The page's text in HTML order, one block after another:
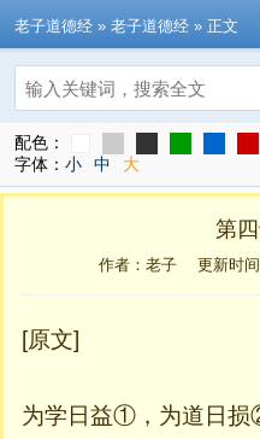
老子道德经 » 老子道德经 » 正文
搜索
配色：
字体： 小 中 大
第
作者：老子 更新时间
[原文]
为学日益①，为道日